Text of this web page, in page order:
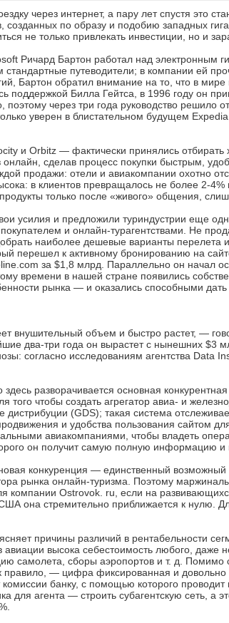
через интернет, а пару лет спустя это
созданных по образу и подобию западных
не только привлекать инвестиции, но и
Ричард Бартон работал над электронным
путеводители; в компании ей
Бартон обратил внимание на то, что в мире
поддержкой Билла Гейтса, в 1996 году он
через три года руководство решило
уверен в блистательном будущем
и Orbitz — фактически принялись отбирать
сделав процесс покупки быстрым,
продажи: отели и авиакомпании охотно
в клиентов превращалось не более 2-4%
только после «живого» общения,
усилия и предложили туриндустрии еще
и онлайн-турагентствами. Не
наиболее дешевые варианты перелета
перешел к активному бронированию на
за $1,8 млрд. Параллельно он начал
времени в нашей стране появились
рынка — и оказались способными дать
внушительный объем и быстро растет, —
два-три года он вырастет с нынешних $3
согласно исследованиям агентства Data
разворачивается основная
того чтобы создать агрегатор авиа- и
дистрибуции (GDS); такая система
и удобства пользования сайтом
авиакомпаниями, чтобы владеть
он получит самую полную информацию и
конкуренция — единственный возможный
рынка онлайн-туризма. Поэтому
компании Ostrovok. ru, если на
она стремительно приближается к нулю.
причины различий в рентабельности
высока себестоимость любого, даже
самолета, сборы аэропортов и т. д.
правило, — цифра фиксированная и
банку, с помощью которого проводит
агента — строить субагентскую сеть, а